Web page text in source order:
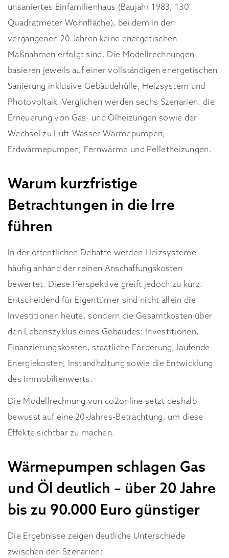
unsaniertes Einfamilienhaus (Baujahr 1983, 130
Quadratmeter Wohnfläche), bei dem in den
vergangenen 20 Jahren keine energetischen
Maßnahmen erfolgt sind. Die Modellrechnungen
basieren jeweils auf einer vollständigen energetischen
Sanierung inklusive Gebäudehülle, Heizsystem und
Photovoltaik. Verglichen werden sechs Szenarien: die
Erneuerung von Gas- und Ölheizungen sowie der
Wechsel zu Luft-Wasser-Wärmepumpen,
Erdwärmepumpen, Fernwärme und Pelletheizungen.
Warum kurzfristige
Betrachtungen in die Irre
führen
In der öffentlichen Debatte werden Heizsysteme
häufig anhand der reinen Anschaffungskosten
bewertet. Diese Perspektive greift jedoch zu kurz.
Entscheidend für Eigentümer sind nicht allein die
Investitionen heute, sondern die Gesamtkosten über
den Lebenszyklus eines Gebäudes: Investitionen,
Finanzierungskosten, staatliche Förderung, laufende
Energiekosten, Instandhaltung sowie die Entwicklung
des Immobilienwerts.
Die Modellrechnung von co2online setzt deshalb
bewusst auf eine 20-Jahres-Betrachtung, um diese
Effekte sichtbar zu machen.
Wärmepumpen schlagen Gas
und Öl deutlich – über 20 Jahre
bis zu 90.000 Euro günstiger
Die Ergebnisse zeigen deutliche Unterschiede
zwischen den Szenarien: